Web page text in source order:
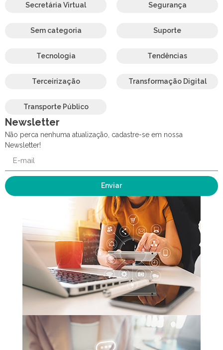
Secretária Virtual Segurança
Sem categoria Suporte
Tecnologia Tendências
Terceirização Transformação Digital
Transporte Público
Newsletter
Não perca nenhuma atualização, cadastre-se em nossa
Newsletter!
Enviar